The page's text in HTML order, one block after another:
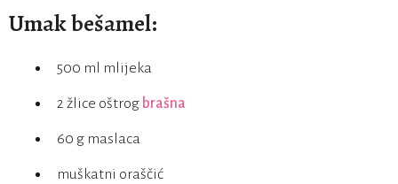
Umak bešamel:
500 ml mlijeka
2 žlice oštrog brašna
60 g maslaca
muškatni oraščić